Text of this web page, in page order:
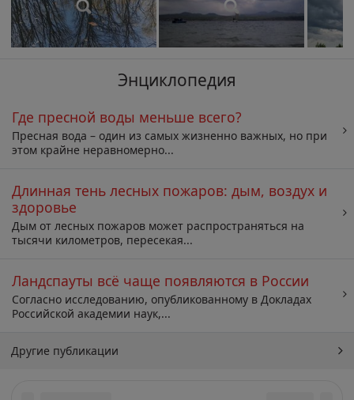
Энциклопедия
Где пресной воды меньше всего?
Пресная вода – один из самых жизненно важных, но при
этом крайне неравномерно...
Длинная тень лесных пожаров: дым, воздух и
здоровье
Дым от лесных пожаров может распространяться на
тысячи километров, пересекая...
Ландспауты всё чаще появляются в России
Согласно исследованию, опубликованному в Докладах
Российской академии наук,...
Другие публикации